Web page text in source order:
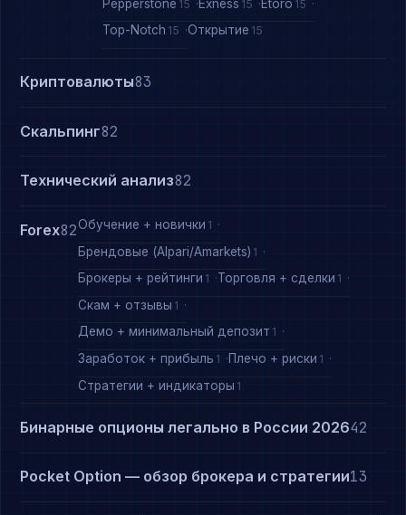
Pepperstone 15 Exness 15 Etoro 15
Top-Notch 15 Открытие 15
Криптовалюты83
Скальпинг82
Технический анализ82
Forex82Обучение + новички 1
Брендовые (Alpari/Amarkets) 1
Брокеры + рейтинги 1 Торговля + сделки 1
Скам + отзывы 1
Демо + минимальный депозит 1
Заработок + прибыль 1 Плечо + риски 1
Стратегии + индикаторы 1
Бинарные опционы легально в России 202642
Pocket Option — обзор брокера и стратегии13